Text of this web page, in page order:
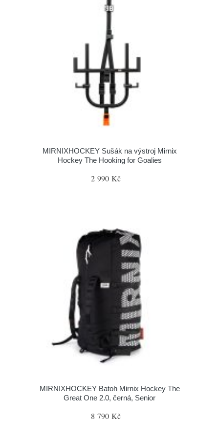
MIRNIXHOCKEY Sušák na výstroj Mirnix
Hockey The Hooking for Goalies
2 990 Kč
MIRNIXHOCKEY Batoh Mirnix Hockey The
Great One 2.0, černá, Senior
8 790 Kč